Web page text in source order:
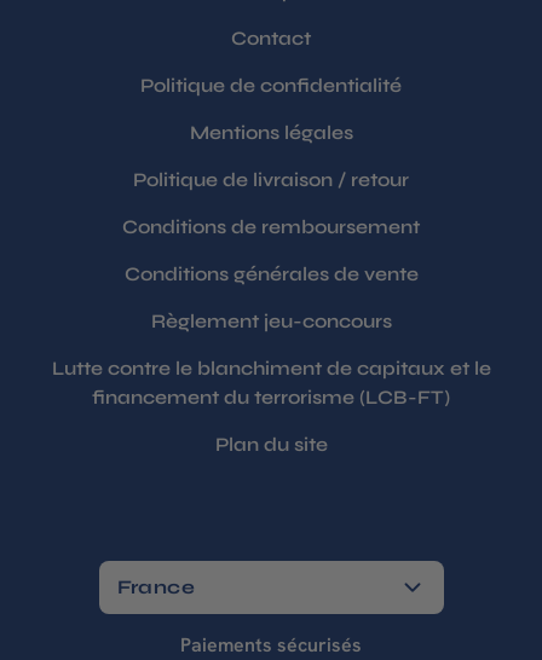
Contact
Politique de confidentialité
Mentions légales
Politique de livraison / retour
Conditions de remboursement
Conditions générales de vente
Règlement jeu-concours
Lutte contre le blanchiment de capitaux et le
financement du terrorisme (LCB-FT)
Plan du site
France
Paiements sécurisés